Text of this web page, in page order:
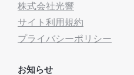
株式会社光響
サイト利用規約
プライバシーポリシー
お知らせ